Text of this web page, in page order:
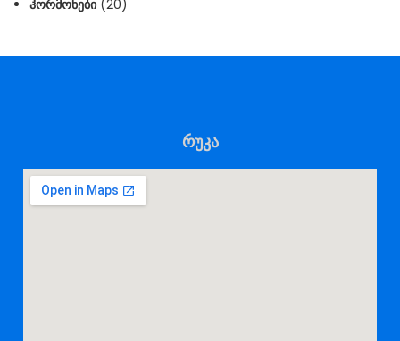
ᲰᲝᲠᲛᲝᲜᲔᲑᲘ (20)
რუკა